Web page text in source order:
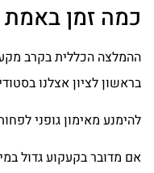
כמה זמן באמת
ההמלצה הכללית בקרב
בראשון לציון אצלנו
להימנע מאימון גופני לפחות 7–10 ימים אחרי הקעקוע.
אם מדובר בקעקוע גדול